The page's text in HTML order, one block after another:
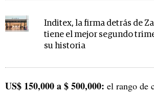
Inditex, la firma detrás de
tiene el mejor segundo
su historia
US$ 150,000 a $ 500,000: el rango de